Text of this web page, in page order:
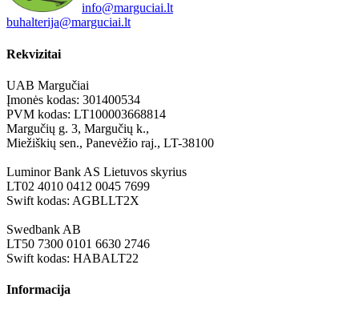
info@marguciai.lt
buhalterija@marguciai.lt
Rekvizitai
UAB Margučiai
Įmonės kodas: 301400534
PVM kodas: LT100003668814
Margučių g. 3, Margučių k.,
Miežiškių sen., Panevėžio raj., LT-38100
Luminor Bank AS Lietuvos skyrius
LT02 4010 0412 0045 7699
Swift kodas: AGBLLT2X
Swedbank AB
LT50 7300 0101 6630 2746
Swift kodas: HABALT22
Informacija